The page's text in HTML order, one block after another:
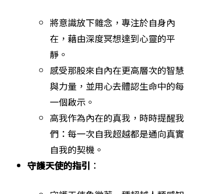
將意識放下雜念，專注於自身內
在，藉由深度冥想達到心靈的平
靜。
感受那股來自內在更高層次的智慧
與力量，並用心去體認生命中的每
一個啟示。
高我作為內在的真我，時時提醒我
們：每一次自我超越都是通向真實
自我的契機。
守護天使的指引 ：